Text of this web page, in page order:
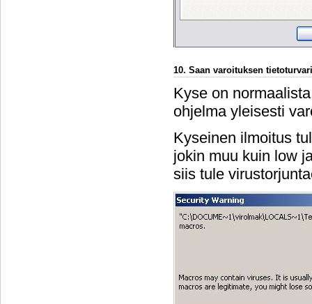
10. Saan varoituksen
Kyse on
ohjelma yleisesti
Kyseinen ilmoitus
jokin muu kuin low
siis tule